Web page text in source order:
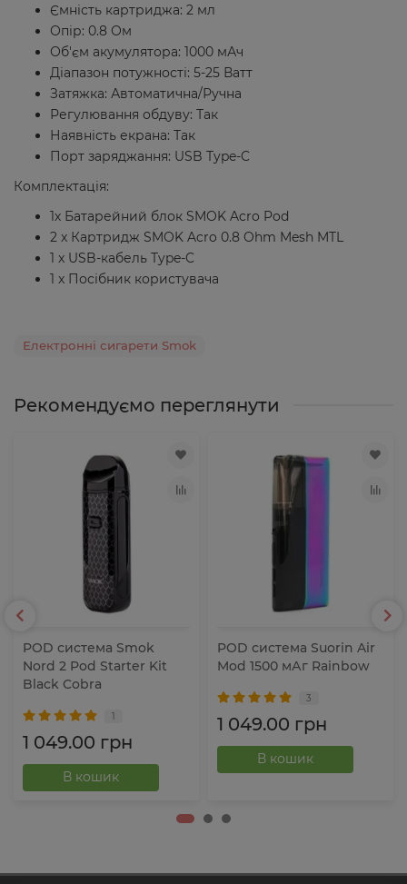
Ємність картриджа: 2 мл
Опір: 0.8 Ом
Об'єм акумулятора: 1000 мАч
Діапазон потужності: 5-25 Ватт
Затяжка: Автоматична/Ручна
Регулювання обдуву: Так
Наявність екрана: Так
Порт заряджання: USB Type-C
Комплектація:
1х Батарейний блок SMOK Acro Pod
2 x Картридж SMOK Acro 0.8 Ohm Mesh MTL
1 x USB-кабель Type-C
1 x Посібник користувача
Електронні сигарети Smok
Рекомендуємо переглянути
POD система Smok
Nord 2 Pod Starter Kit
Black Cobra
1
1 049.00 грн
В кошик
POD система Suorin Air
Mod 1500 мАг Rainbow
3
1 049.00 грн
В кошик